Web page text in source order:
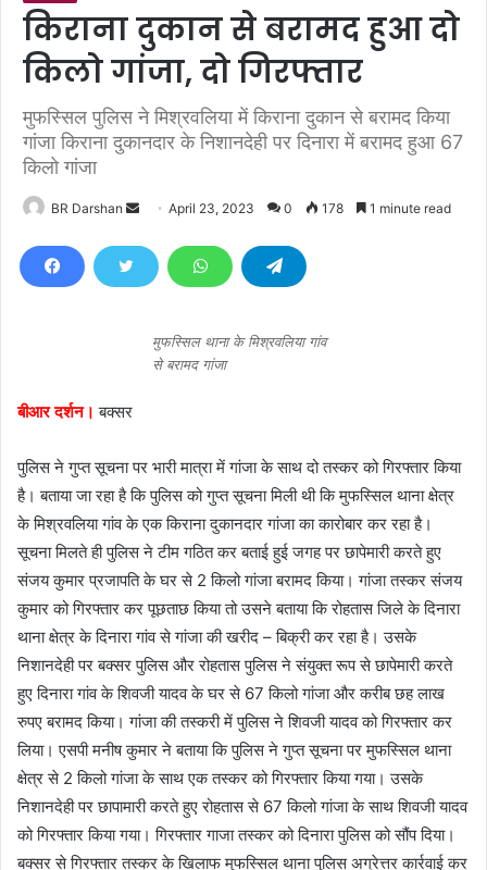
किराना दुकान से बरामद हुआ दो
किलो गांजा, दो गिरफ्तार
मुफस्सिल पुलिस ने मिश्रवलिया में किराना दुकान से बरामद किया
गांजा किराना दुकानदार के निशानदेही पर दिनारा में बरामद हुआ 67
किलो गांजा
BR Darshan
d
l
April 23, 2023 0 178 1 minute read
मुफस्सिल थाना के मिश्रवलिया गांव
से बरामद गांजा
बीआर दर्शन। बक्सर
पुलिस ने गुप्त सूचना पर भारी मात्रा में गांजा के साथ दो तस्कर को गिरफ्तार किया
है। बताया जा रहा है कि पुलिस को गुप्त सूचना मिली थी कि मुफस्सिल थाना क्षेत्र
के मिश्रवलिया गांव के एक किराना दुकानदार गांजा का कारोबार कर रहा है।
सूचना मिलते ही पुलिस ने टीम गठित कर बताई हुई जगह पर छापेमारी करते हुए
संजय कुमार प्रजापति के घर से 2 किलो गांजा बरामद किया। गांजा तस्कर संजय
कुमार को गिरफ्तार कर पूछताछ किया तो उसने बताया कि रोहतास जिले के दिनारा
थाना क्षेत्र के दिनारा गांव से गांजा की खरीद – बिक्री कर रहा है। उसके
निशानदेही पर बक्सर पुलिस और रोहतास पुलिस ने संयुक्त रूप से छापेमारी करते
हुए दिनारा गांव के शिवजी यादव के घर से 67 किलो गांजा और करीब छह लाख
रुपए बरामद किया। गांजा की तस्करी में पुलिस ने शिवजी यादव को गिरफ्तार कर
लिया। एसपी मनीष कुमार ने बताया कि पुलिस ने गुप्त सूचना पर मुफस्सिल थाना
क्षेत्र से 2 किलो गांजा के साथ एक तस्कर को गिरफ्तार किया गया। उसके
निशानदेही पर छापामारी करते हुए रोहतास से 67 किलो गांजा के साथ शिवजी यादव
को गिरफ्तार किया गया। गिरफ्तार गाजा तस्कर को दिनारा पुलिस को सौंप दिया।
बक्सर से गिरफ्तार तस्कर के खिलाफ मुफस्सिल थाना पुलिस अग्रेत्तर कार्रवाई कर